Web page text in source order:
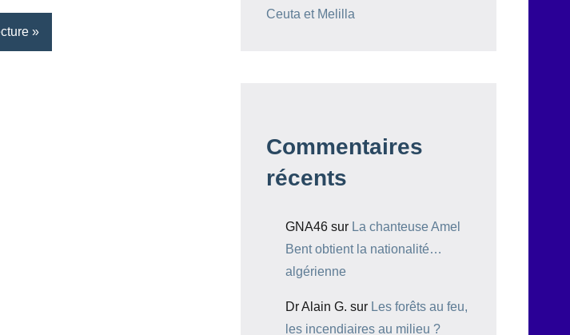
Ceuta et Melilla
Commentaires
récents
GNA46 sur La chanteuse Amel
Bent obtient la nationalité…
algérienne
Dr Alain G. sur Les forêts au feu,
les incendiaires au milieu ?